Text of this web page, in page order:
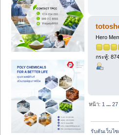
Hero
กระทู้:
หน้า: 1 ...27
รับดันเว็บไ